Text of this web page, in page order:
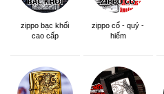
zippo bạc khối
cao cấp
zippo cổ - quý -
hiếm